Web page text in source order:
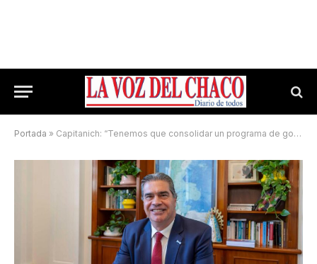
Portada » Capitanich: “Tenemos que consolidar un programa de gobierno y luego elegir al candidato”